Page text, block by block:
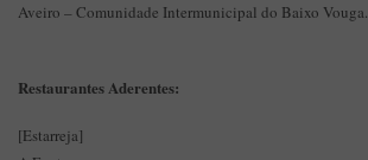
Aveiro – Comunidade Intermunicipal do Baixo Vouga.
Restaurantes Aderentes:
[Estarreja]